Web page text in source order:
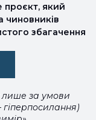
проєкт, який
чиновників
збагачення
лише за умови